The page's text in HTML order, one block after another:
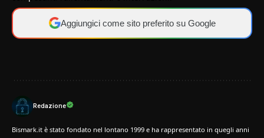
Aggiungici come sito preferito su Google
Redazione
Bismark.it è stato fondato nel lontano 1999 e ha rappresentato in quegli anni